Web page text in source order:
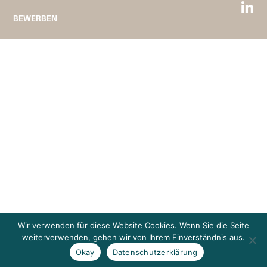
BEWERBEN
Wir verwenden für diese Website Cookies. Wenn Sie die Seite
weiterverwenden, gehen wir von Ihrem Einverständnis aus.
Okay
Datenschutzerklärung